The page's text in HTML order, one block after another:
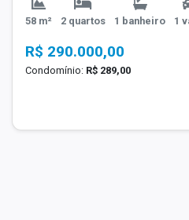
58 m² 2 quartos 1 banheiro 1
R$ 290.000,00
Condomínio: R$ 289,00